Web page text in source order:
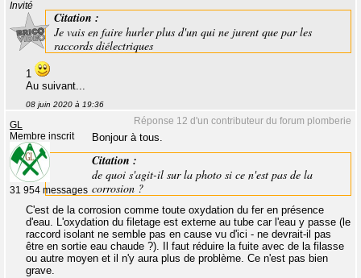
Invité
Citation :
Je vais en faire hurler plus d'un qui ne jurent que par les
raccords diélectriques
1
Au suivant...
08 juin 2020 à 19:36
Réponse 12 d'un contributeur du forum plomberie
GL
Membre inscrit
31 954 messages
Bonjour à tous.
Citation :
de quoi s'agit-il sur la photo si ce n'est pas de la
corrosion ?
C'est de la corrosion comme toute oxydation du fer en présence
d'eau. L'oxydation du filetage est externe au tube car l'eau y passe (le
raccord isolant ne semble pas en cause vu d'ici - ne devrait-il pas
être en sortie eau chaude ?). Il faut réduire la fuite avec de la filasse
ou autre moyen et il n'y aura plus de problème. Ce n'est pas bien
grave.